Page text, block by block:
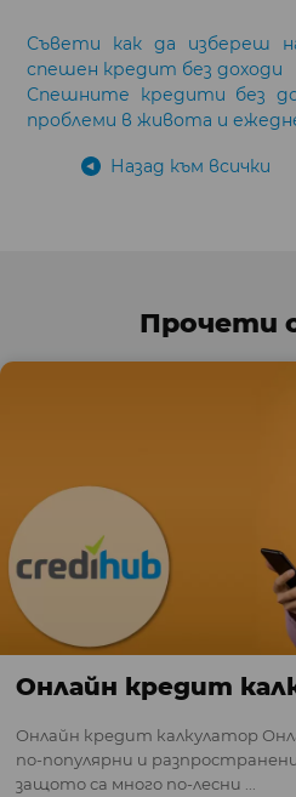
Съвети как да избереш
спешен кредит без доходи
Спешните кредити без
проблеми в живота и
Назад към всички
Прочети
Онлайн кредит
Онлайн кредит калкулатор
по-популярни и
защото са много по-лесни ...